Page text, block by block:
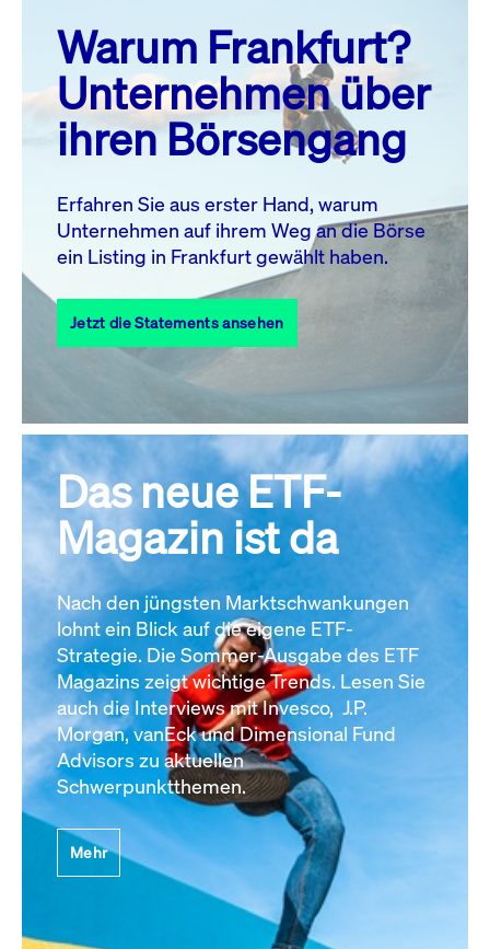
MO. DI. MI. DO. FR. SA. SO.
1
2
3
4 5 6 7 8
10 11 13 14
17
18 19 20 21 22
23
27 28
31
Alle Events
Warum Frankfurt?
Unternehmen über
ihren Börsengang
Erfahren Sie aus erster Hand, warum
Unternehmen auf ihrem Weg an die Börse
ein Listing in Frankfurt gewählt haben.
Jetzt die Statements ansehen
Das neue ETF-
Magazin ist da
Nach den jüngsten Marktschwankungen
lohnt ein Blick auf die eigene ETF-
Strategie. Die Sommer-Ausgabe des ETF
Magazins zeigt wichtige Trends. Lesen Sie
auch die Interviews mit Invesco, J.P.
Morgan, vanEck und Dimensional Fund
Advisors zu aktuellen
Schwerpunktthemen.
Mehr